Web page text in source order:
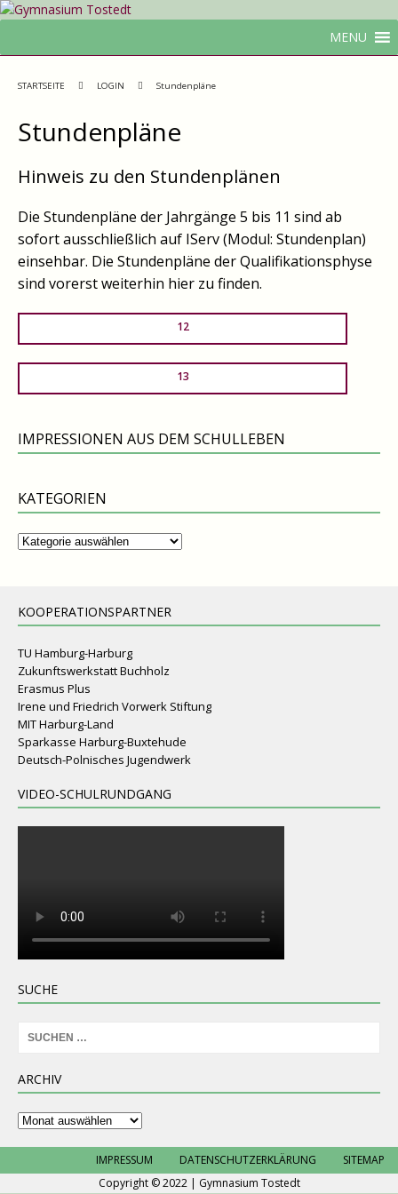
MENU
STARTSEITE LOGIN Stundenpläne
Stundenpläne
Hinweis zu den Stundenplänen
Die Stundenpläne der Jahrgänge 5 bis 11 sind ab
sofort ausschließlich auf IServ (Modul: Stundenplan)
einsehbar. Die Stundenpläne der Qualifikationsphyse
sind vorerst weiterhin hier zu finden.
12
13
IMPRESSIONEN AUS DEM SCHULLEBEN
KATEGORIEN
Kategorien
KOOPERATIONSPARTNER
TU Hamburg-Harburg
Zukunftswerkstatt Buchholz
Erasmus Plus
Irene und Friedrich Vorwerk Stiftung
MIT Harburg-Land
Sparkasse Harburg-Buxtehude
Deutsch-Polnisches Jugendwerk
VIDEO-SCHULRUNDGANG
SUCHE
ARCHIV
Archiv
IMPRESSUM DATENSCHUTZERKLÄRUNG
SITEMAP
Copyright © 2022 | Gymnasium Tostedt